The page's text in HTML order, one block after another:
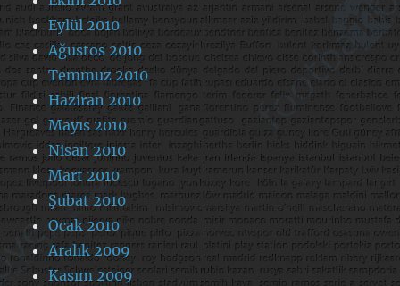
Eylül 2010
Ağustos 2010
Temmuz 2010
Haziran 2010
Mayıs 2010
Nisan 2010
Mart 2010
Şubat 2010
Ocak 2010
Aralık 2009
Kasım 2009